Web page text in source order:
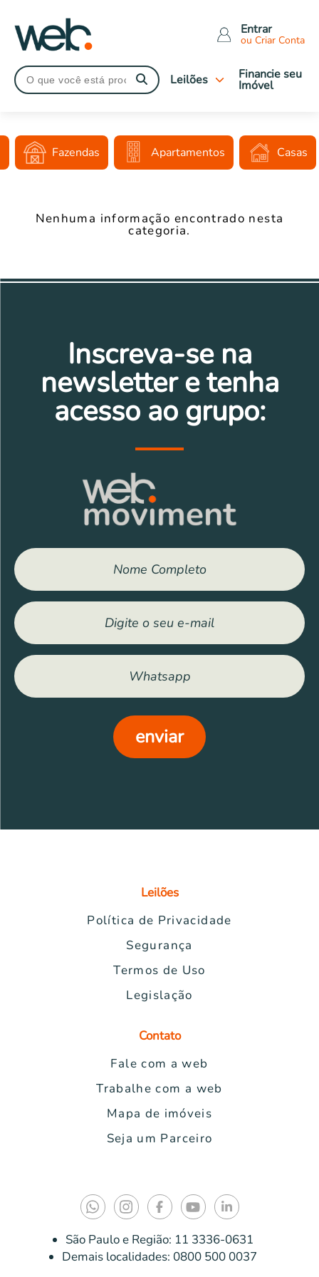
Judiciais
Extrajudiciais
Tipo de imóveis
Apartamentos
Comerciais
Veículos
Eletrônicos
Eletrodomésticos
Móveis
Leilões Financie seu
Imóvel
Entrar
ou Criar Conta
Fazendas Apartamentos Casas
Nenhuma informação encontrado nesta
categoria.
Inscreva-se na
newsletter e tenha
acesso ao grupo:
enviar
Leilões
Política de Privacidade
Segurança
Termos de Uso
Legislação
Contato
Fale com a web
Trabalhe com a web
Mapa de imóveis
Seja um Parceiro
São Paulo e Região: 11 3336-0631
Demais localidades: 0800 500 0037